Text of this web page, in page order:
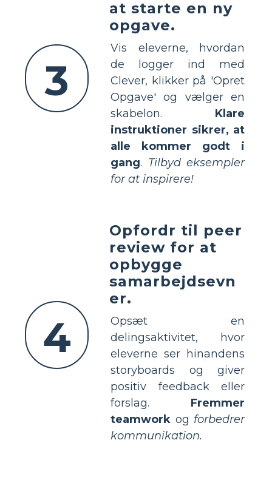
3
at starte en ny
opgave.
Vis eleverne, hvordan
de logger ind med
Clever, klikker på 'Opret
Opgave' og vælger en
skabelon. Klare
instruktioner sikrer, at
alle kommer godt i
gang. Tilbyd eksempler
for at inspirere!
4
Opfordr til peer
review for at
opbygge
samarbejdsevn
er.
Opsæt en
delingsaktivitet, hvor
eleverne ser hinandens
storyboards og giver
positiv feedback eller
forslag. Fremmer
teamwork og forbedrer
kommunikation.